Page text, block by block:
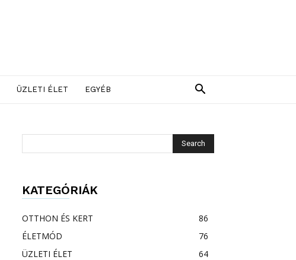
ÜZLETI ÉLET EGYÉB
KATEGÓRIÁK
OTTHON ÉS KERT
86
ÉLETMÓD
76
ÜZLETI ÉLET
64